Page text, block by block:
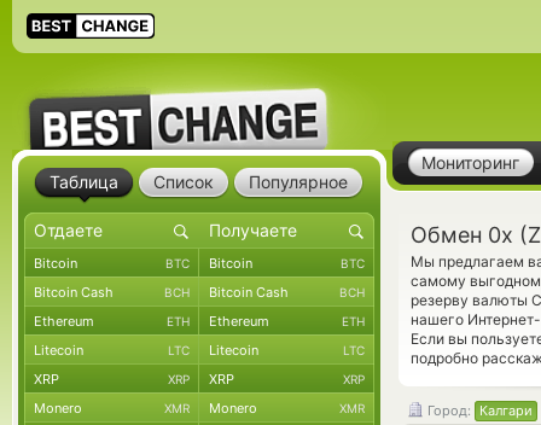
Мониторинг
Обмен 0x
Мы предлагаем
самому
резерву валюты
нашего
Если вы
подробно
Город: Калгари
Таблица Список Популярное
Bitcoin BTC Bitcoin BTC
Bitcoin Cash BCH Bitcoin Cash BCH
Ethereum ETH Ethereum ETH
Litecoin LTC Litecoin LTC
XRP XRP XRP XRP
Monero XMR Monero XMR